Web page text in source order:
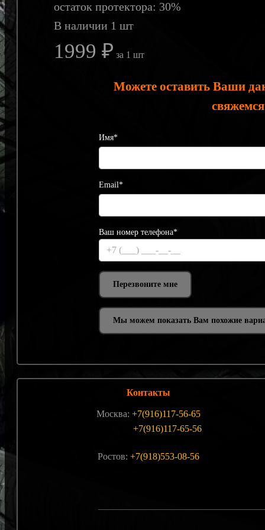
остаток протектора: 30%
В наличии 1 шт
1999 ₽ за 1 шт
Можете оставить Ваши
свяжемся
Имя*
Email*
Ваш номер телефона*
Мы можем показать Вам похожие
Контакты
Москва: +7(916)117-56-65
+7(916)117-65-56
Ростов: +7(918)553-08-56